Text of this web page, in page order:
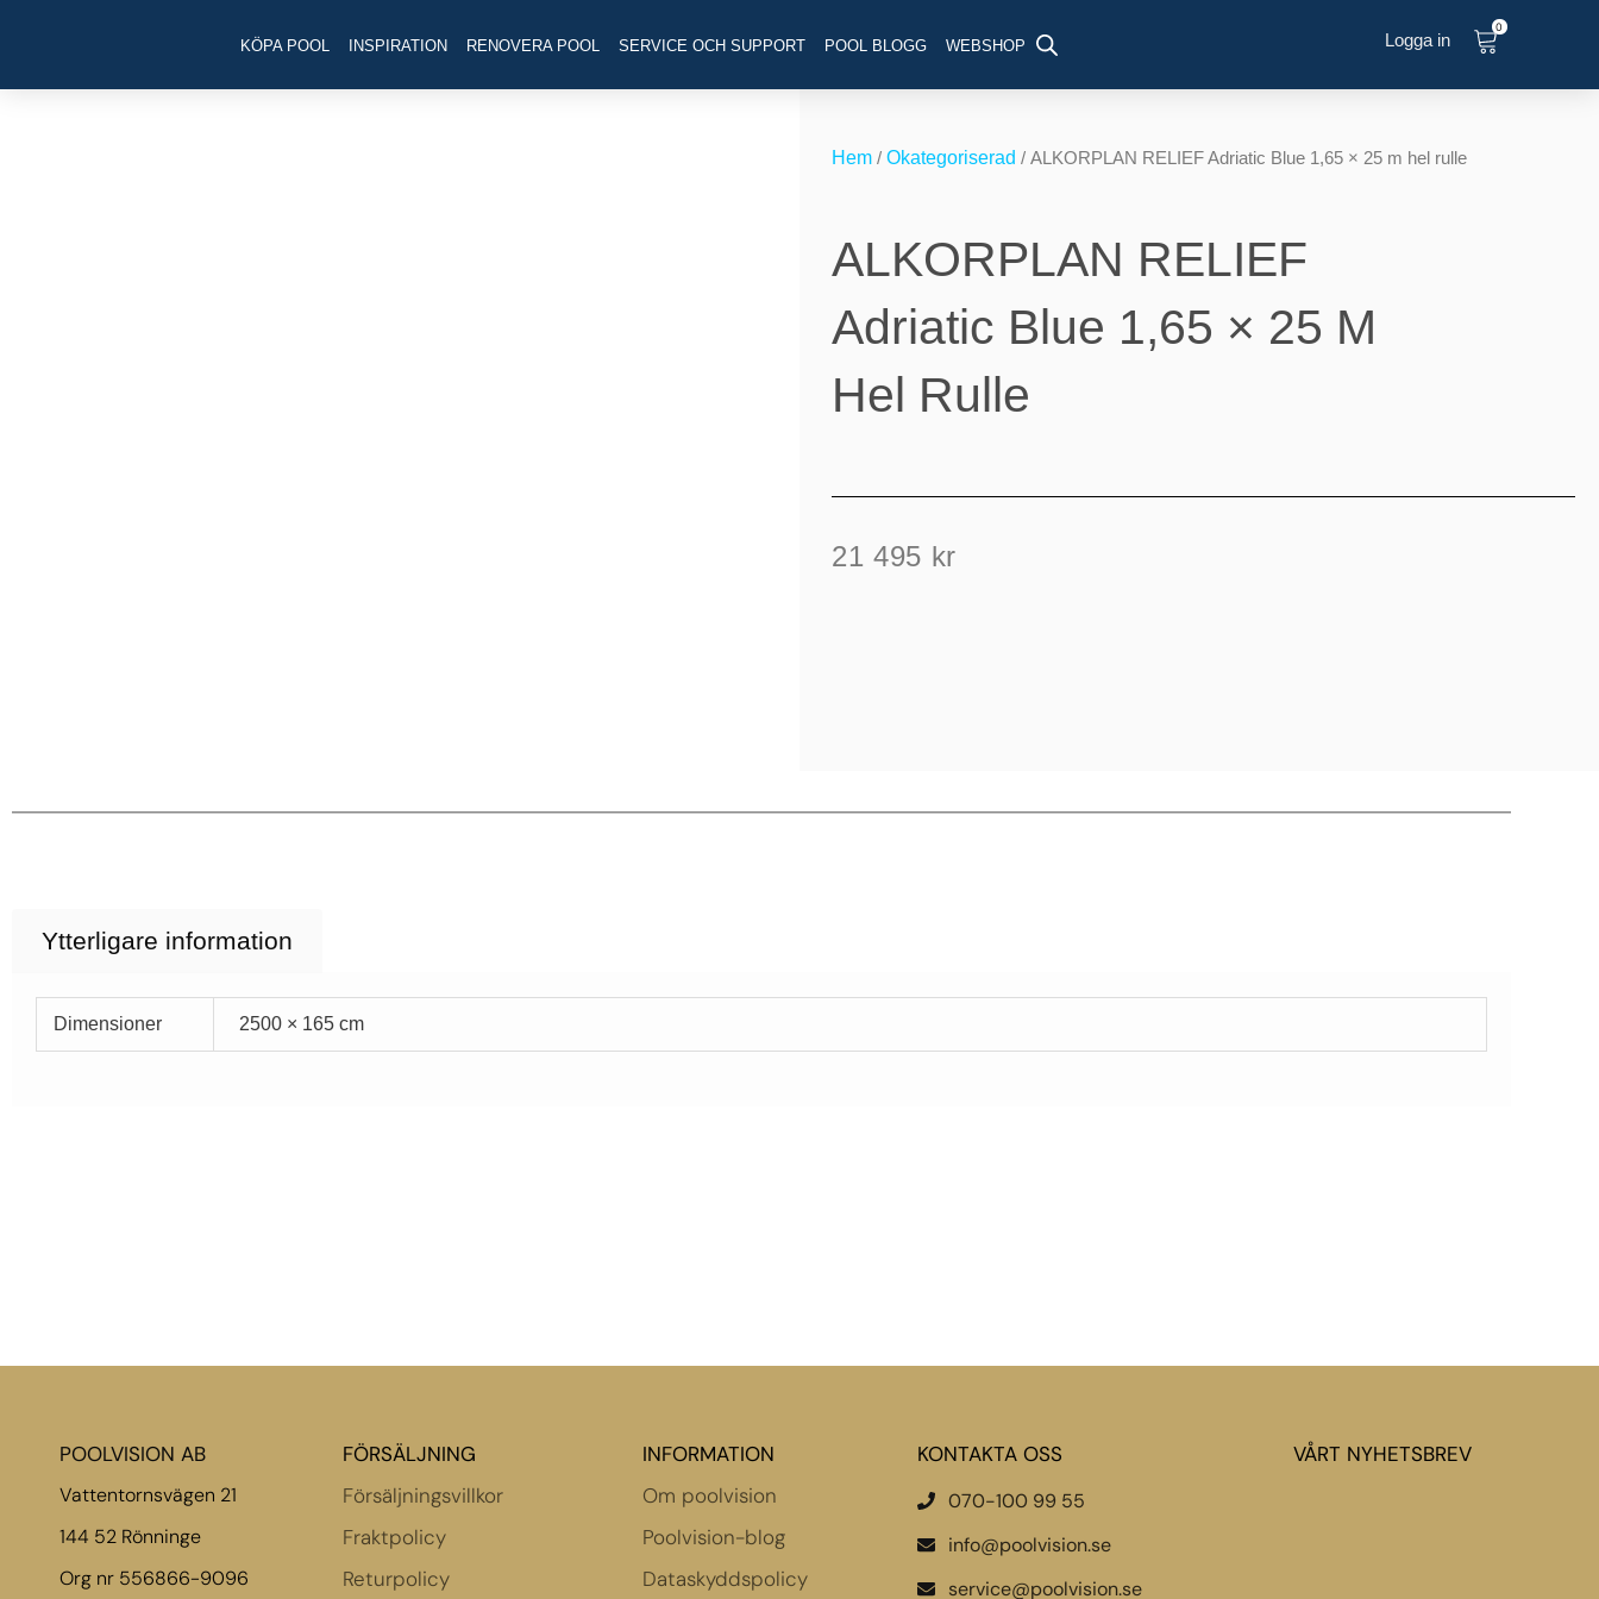
innehåll
KÖPA POOL INSPIRATION RENOVERA POOL SERVICE OCH SUPPORT POOL BLOGG WEBSHOP Logga in
0
Hem/ Okategoriserad / ALKORPLAN RELIEF Adriatic Blue 1,65 × 25 m hel rulle
ALKORPLAN RELIEF
Adriatic Blue 1,65 × 25 M
Hel Rulle
21 495 kr
Ytterligare information
Dimensioner 2500 × 165 cm
POOLVISION AB
Vattentornsvägen 21
144 52 Rönninge
Org nr 556866-9096
FÖRSÄLJNING
Försäljningsvillkor
Fraktpolicy
Returpolicy
INFORMATION
Om poolvision
Poolvision-blog
Dataskyddspolicy
KONTAKTA OSS
070-100 99 55
info@poolvision.se
service@poolvision.se
VÅRT NYHETSBREV